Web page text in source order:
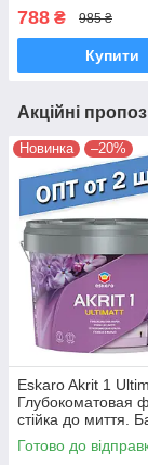
788 ₴ 985 ₴
Купити
Акційні
Новинка –20%
Eskaro Akrit 1
Глубокоматовая
стійка до миття.
Готово до